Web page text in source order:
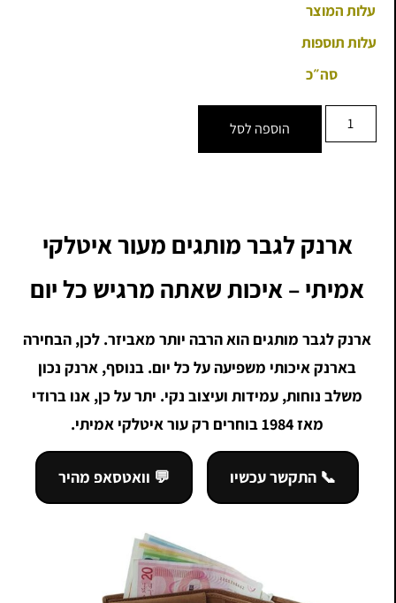
עלות המוצר
עלות תוספות
סה״כ
הוספה לסל
ארנק לגבר מותגים מעור איטלקי
אמיתי – איכות שאתה מרגיש כל יום
ארנק לגבר מותגים הוא הרבה יותר מאביזר. לכן, הבחירה
בארנק איכותי משפיעה על כל יום. בנוסף, ארנק נכון
משלב נוחות, עמידות ועיצוב נקי. יתר על כן, אנו ברודי
מאז 1984 בוחרים רק עור איטלקי אמיתי.
📞 התקשר עכשיו 💬 וואטסאפ מהיר